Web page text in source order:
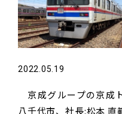
2022.05.19
京成グループの京成
八千代市、社長:松本